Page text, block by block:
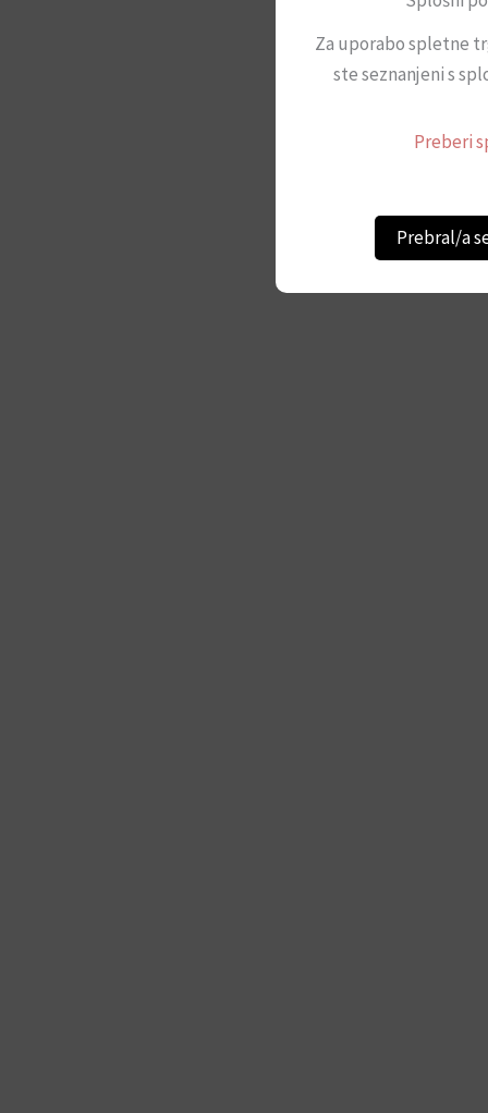
Za uporabo spletne
ste seznanjeni s
Preberi
Prebral/a